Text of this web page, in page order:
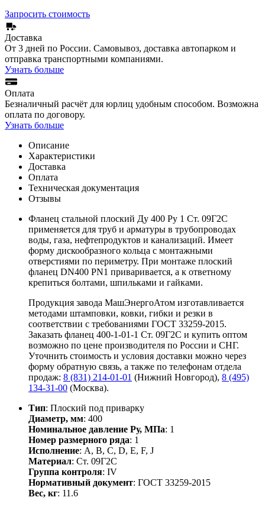
Запросить стоимость
Доставка
От 3 дней по России. Самовывоз, доставка автопарком и
отправка транспортными компаниями.
Узнать больше
Оплата
Безналичный расчёт для юрлиц удобным способом. Возможна
оплата по договору.
Узнать больше
Описание
Характеристики
Доставка
Оплата
Техническая документация
Отзывы
Фланец стальной плоский Ду 400 Ру 1 Ст. 09Г2С
применяется для труб и арматуры в трубопроводах
воды, газа, нефтепродуктов и канализаций. Имеет
форму дискообразного кольца с монтажными
отверстиями по периметру. При монтаже плоский
фланец DN400 PN1 приваривается, а к ответному
крепиться болтами, шпильками и гайками.
Продукция завода МашЭнергоАтом изготавливается
методами штамповки, ковки, гибки и резки в
соответствии с требованиями ГОСТ 33259-2015.
Заказать фланец 400-1-01-1 Ст. 09Г2С и купить оптом
возможно по цене производителя по России и СНГ.
Уточнить стоимость и условия доставки можно через
форму обратную связь, а также по телефонам отдела
продаж: 8 (831) 214-01-01 (Нижний Новгород), 8 (495)
134-31-00 (Москва).
Тип: Плоский под приварку
Диаметр, мм: 400
Номинальное давление Ру, МПа: 1
Номер размерного ряда: 1
Исполнение: A, B, С, D, E, F, J
Материал: Ст. 09Г2С
Группа контроля: IV
Нормативный документ: ГОСТ 33259-2015
Вес, кг: 11.6